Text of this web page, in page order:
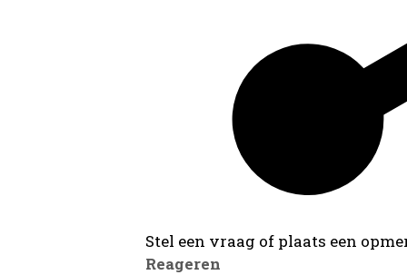
Stel een vraag of plaats een
Reageren